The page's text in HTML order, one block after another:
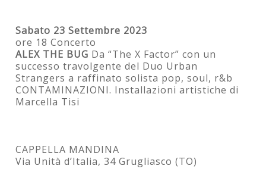
Sabato 23 Settembre 2023
ore 18 Concerto
ALEX THE BUG Da “The X Factor” con un
successo travolgente del Duo Urban
Strangers a raffinato solista pop, soul, r&b
CONTAMINAZIONI. Installazioni artistiche di
Marcella Tisi
CAPPELLA MANDINA
Via Unità d’Italia, 34 Grugliasco (TO)